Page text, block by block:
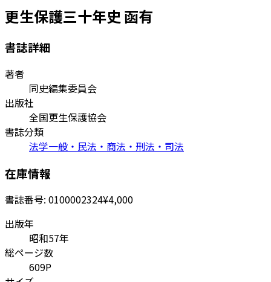
更生保護三十年史 函有
書誌詳細
著者
同史編集委員会
出版社
全国更生保護協会
書誌分類
法学一般・民法・商法・刑法・司法
在庫情報
書誌番号: 0100002324¥4,000
出版年
昭和57年
総ページ数
609P